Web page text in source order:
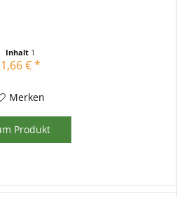
Inhalt 1
1,66 € *
Merken
Produkt